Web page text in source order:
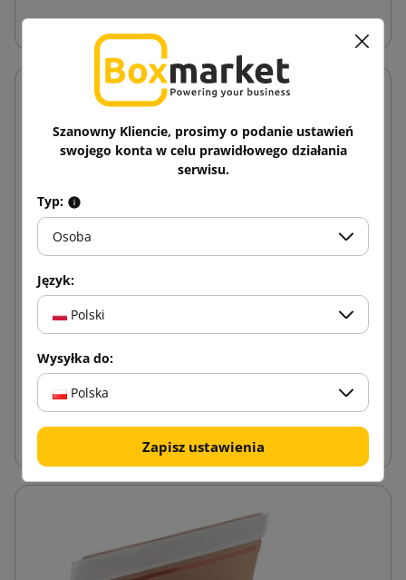
Tuby tekturowe
Płaskie pudełka otwierane z boku z paskiem kleju
Szanowny Kliencie, prosimy o podanie ustawień
swojego konta w celu prawidłowego działania
serwisu.
Typ:
Osoba
Język:
Polski
Wysyłka do:
Polska
Zapisz ustawienia